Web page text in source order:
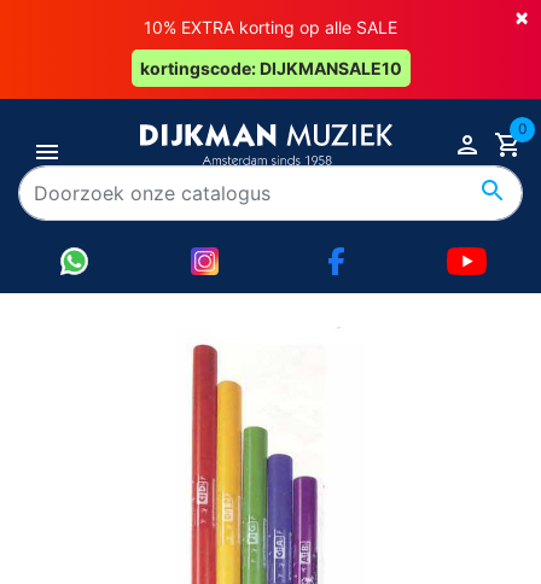
×
10% EXTRA korting op alle SALE
kortingscode: DIJKMANSALE10
0